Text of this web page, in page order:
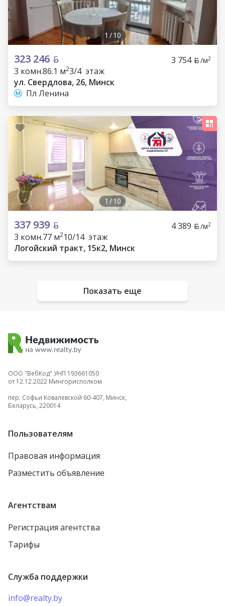
1 /10
323 246 3 754 /м2
3 комн.86.1 м23/4 этаж
ул. Свердлова, 26, Минск
Пл Ленина
1 /10
337 939 4 389 /м2
3 комн.77 м210/14 этаж
Логойский тракт, 15к2, Минск
Показать еще
ООО "ВебКод" УНП 193661050
от 12.12.2022 Мингорисполком
пер. Софьи Ковалевской 60-407, Минск,
Беларусь, 220014
Пользователям
Правовая информация
Разместить объявление
Агентствам
Регистрация агентства
Тарифы
Служба поддержки
info@realty.by